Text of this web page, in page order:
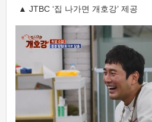
▲ JTBC ‘집 나가면 개호강’ 제공